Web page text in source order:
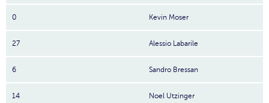
0 Kevin Moser
27 Alessio Labarile
6 Sandro Bressan
14 Noel Utzinger